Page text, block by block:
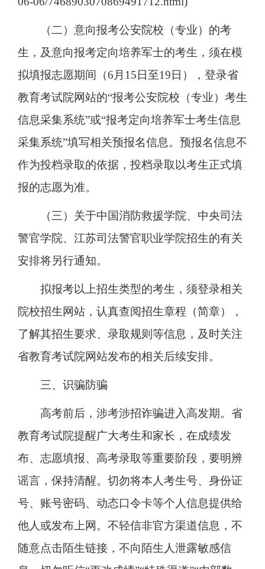
（二）意向报考公安院校（专业）的考
生，及意向报考定向培养军士的考生，须在模
拟填报志愿期间（6月15日至19日），登录省
教育考试院网站的“报考公安院校（专业）考生
信息采集系统”或“报考定向培养军士考生信息
采集系统”填写相关预报名信息。预报名信息不
作为投档录取的依据，投档录取以考生正式填
报的志愿为准。
（三）关于中国消防救援学院、中央司法
警官学院、江苏司法警官职业学院招生的有关
安排将另行通知。
拟报考以上招生类型的考生，须登录相关
院校招生网站，认真查阅招生章程（简章），
了解其招生要求、录取规则等信息，及时关注
省教育考试院网站发布的相关后续安排。
三、识骗防骗
高考前后，涉考涉招诈骗进入高发期。省
教育考试院提醒广大考生和家长，在成绩发
布、志愿填报、高考录取等重要阶段，要明辨
谣言，保持清醒。切勿将本人考生号、身份证
号、账号密码、动态口令卡等个人信息提供给
他人或发布上网。不轻信非官方渠道信息，不
随意点击陌生链接，不向陌生人泄露敏感信